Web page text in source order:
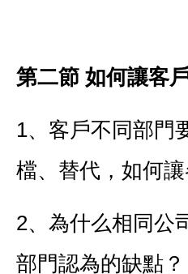
第二節 如何讓客
1、客戶不同部門
檔、替代，如何
2、為什么相同公
部門認為的缺點？